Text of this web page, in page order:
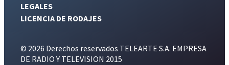
LEGALES
LICENCIA DE RODAJES
© 2026 Derechos reservados TELEARTE S.A. EMPRESA
DE RADIO Y TELEVISION 2015